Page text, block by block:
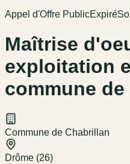
Appel d'Offre PublicExpiré
Maîtrise
exploitation
commune
Commune de Chabrillan
Drôme (26)